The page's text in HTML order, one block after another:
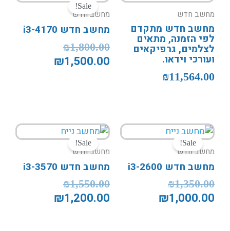
מחשב חדש
מחשב חדש מתקדם
לפי הזמנה, מתאים
לצלמים, גרפיקאים
ועורכי וידאו.
₪11,564.00
Sale!
מחשב חדש
מחשב חדש i3-4170
₪1,800.00
המקורי
₪1,800.00.
₪1,500.00
הנוכחי
₪1,500.00.
Sale!
מחשב חדש
מחשב חדש i3-2600
₪1,350.00
המחיר
המקורי
₪1,350.00.
₪1,000.00
הנוכחי
₪1,000.00.
Sale!
מחשב חדש
מחשב חדש i3-3570
₪1,550.00
המחיר
המקורי
₪1,550.00.
₪1,200.00
הנוכחי
₪1,200.00.